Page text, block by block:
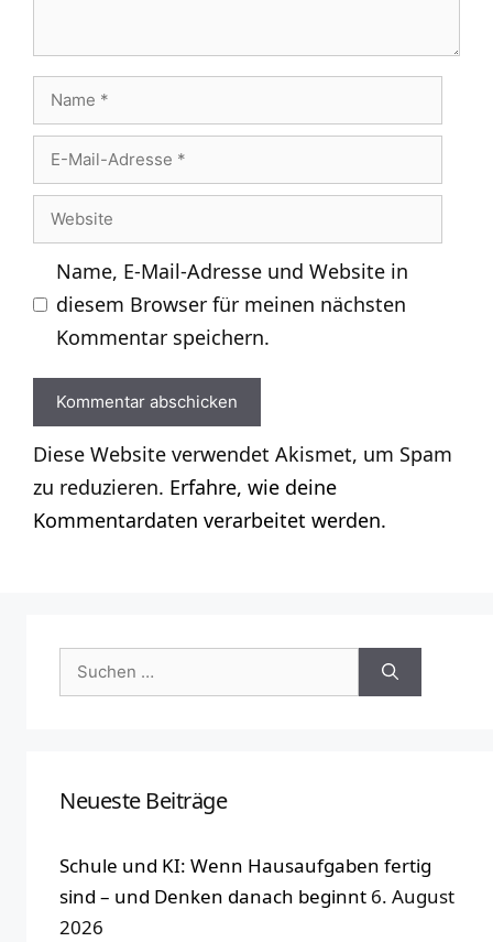
Name
Mail-
Adresse
Website
Name, E-Mail-Adresse und Website in
diesem Browser für meinen nächsten
Kommentar speichern.
Diese Website verwendet Akismet, um Spam
zu reduzieren. Erfahre, wie deine
Kommentardaten verarbeitet werden.
Suchen
nach:
Neueste Beiträge
Schule und KI: Wenn Hausaufgaben fertig
sind – und Denken danach beginnt 6. August
2026